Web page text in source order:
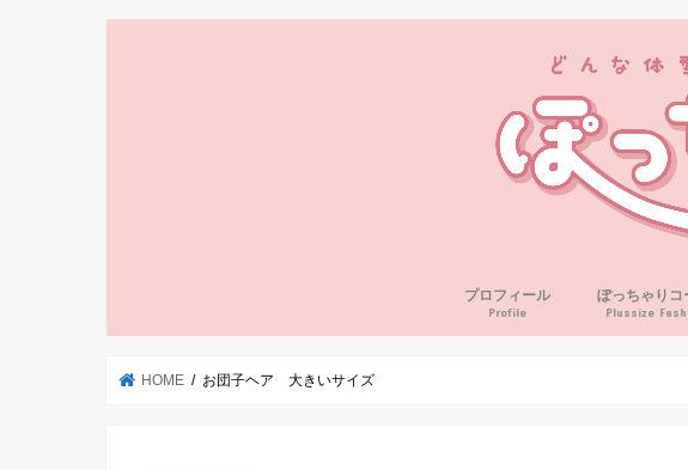
プロフィール
Profile
ぽっちゃりコ
Plussize
HOME お団子ヘア 大きいサイズ